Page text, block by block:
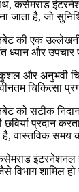
कसेमराड
जाता है, जो
की एक
ध्यान और उपचार
और अनुभवी
चिकित्सा
को सटीक
छवियां प्रदान
वास्तविक समय
इंटरनेशनल
विभाग